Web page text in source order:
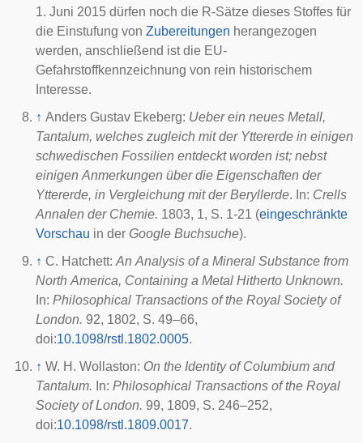
1. Juni 2015 dürfen noch die R-Sätze dieses Stoffes für
die Einstufung von Zubereitungen herangezogen
werden, anschließend ist die EU-
Gefahrstoffkennzeichnung von rein historischem
Interesse.
↑ Anders Gustav Ekeberg: Ueber ein neues Metall,
Tantalum, welches zugleich mit der Yttererde in einigen
schwedischen Fossilien entdeckt worden ist; nebst
einigen Anmerkungen über die Eigenschaften der
Yttererde, in Vergleichung mit der Beryllerde. In: Crells
Annalen der Chemie. 1803, 1, S. 1-21 (eingeschränkte
Vorschau in der Google Buchsuche).
↑ C. Hatchett: An Analysis of a Mineral Substance from
North America, Containing a Metal Hitherto Unknown.
In: Philosophical Transactions of the Royal Society of
London. 92, 1802, S. 49–66,
doi:10.1098/rstl.1802.0005.
↑ W. H. Wollaston: On the Identity of Columbium and
Tantalum. In: Philosophical Transactions of the Royal
Society of London. 99, 1809, S. 246–252,
doi:10.1098/rstl.1809.0017.